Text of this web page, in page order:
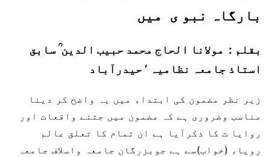
بارگاہ نبو ی میں
بقلم : مولانا الحاج محمد حبیب الدین ؒ سابق
استاذ جامعہ نظامیہ ‘ حیدرآباد
زیر نظر مضمون کی ابتداء میں یہ واضح کر دینا
مناسب وضروری ہے کہ مضمون میں جتنے واقعات اور
روایا ت کا ذکرآیا ہے ان تمام کا تعلق عالم
رویاء (خواب)سے ہے جوبزرگان جامعہ واسلاف جامعہ